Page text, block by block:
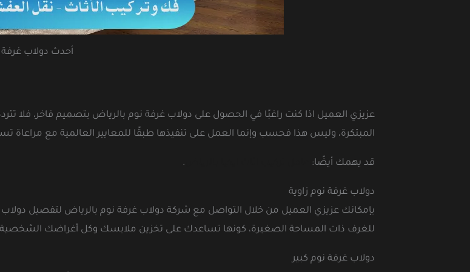
أحدث دولاب غرفة
عزيزي العميل اذا كنت راغبًا في الحصول على دولاب غرفة نوم بالرياض بتصميم فاخر،
المبتكرة، وليس هذا فحسب وإنما العمل على تنفيذها طبقًا للمعايير العالمية مع مراعاة
قد يهمك أيضًا: .
دولاب غرفة نوم زاوية
بإمكانك عزيزي العميل من خلال التواصل مع شركة دولاب غرفة نوم بالرياض لتفصيل دولاب
للغرف ذات المساحة الصغيرة، كونها تساعدك على تخزين ملابسك وكل أغراضك
دولاب غرفة نوم كبير